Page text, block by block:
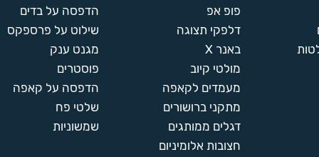
פופ אפ
דלפקי תצוגה
באנר X
מולטי קיוב
מעמדים לקאפה
מתקני ברושורים
דגלים ממותגים
חצובות אלומיניום
הדפסה על בדים
שילוט על פרספקס
מגנט ענק
פוסטרים
הדפסה על קאפה
שלטי פח
שמשוניות